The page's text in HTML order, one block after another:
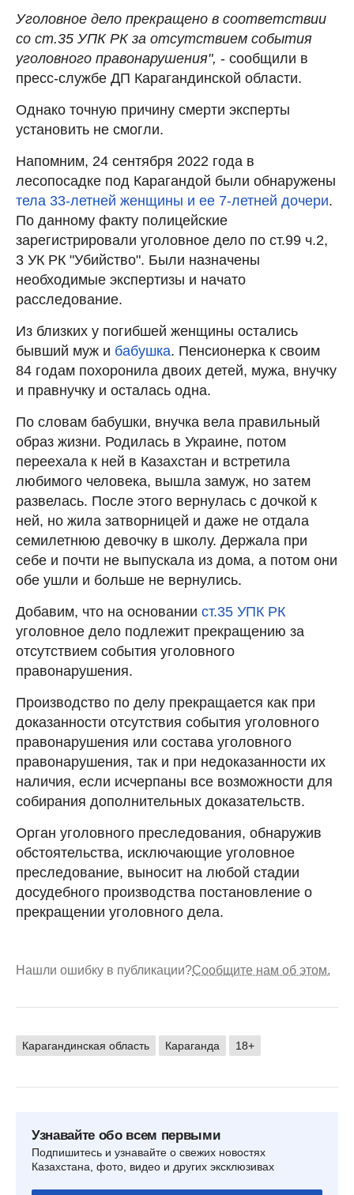
Уголовное дело прекращено в соответствии
со ст.35 УПК РК за отсутствием события
уголовного правонарушения", - сообщили в
пресс-службе ДП Карагандинской области.
Однако точную причину смерти эксперты
установить не смогли.
Напомним, 24 сентября 2022 года в
лесопосадке под Карагандой были обнаружены
тела 33-летней женщины и ее 7-летней дочери.
По данному факту полицейские
зарегистрировали уголовное дело по ст.99 ч.2,
3 УК РК "Убийство". Были назначены
необходимые экспертизы и начато
расследование.
Из близких у погибшей женщины остались
бывший муж и бабушка. Пенсионерка к своим
84 годам похоронила двоих детей, мужа, внучку
и правнучку и осталась одна.
По словам бабушки, внучка вела правильный
образ жизни. Родилась в Украине, потом
переехала к ней в Казахстан и встретила
любимого человека, вышла замуж, но затем
развелась. После этого вернулась с дочкой к
ней, но жила затворницей и даже не отдала
семилетнюю девочку в школу. Держала при
себе и почти не выпускала из дома, а потом они
обе ушли и больше не вернулись.
Добавим, что на основании ст.35 УПК РК
уголовное дело подлежит прекращению за
отсутствием события уголовного
правонарушения.
Производство по делу прекращается как при
доказанности отсутствия события уголовного
правонарушения или состава уголовного
правонарушения, так и при недоказанности их
наличия, если исчерпаны все возможности для
собирания дополнительных доказательств.
Орган уголовного преследования, обнаружив
обстоятельства, исключающие уголовное
преследование, выносит на любой стадии
досудебного производства постановление о
прекращении уголовного дела.
Нашли ошибку в публикации?Сообщите нам об этом.
Карагандинская область Караганда 18+
Узнавайте обо всем первыми
Подпишитесь и узнавайте о свежих новостях
Казахстана, фото, видео и других эксклюзивах